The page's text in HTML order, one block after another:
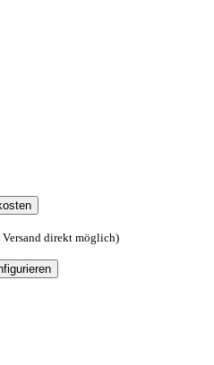
direkt möglich)